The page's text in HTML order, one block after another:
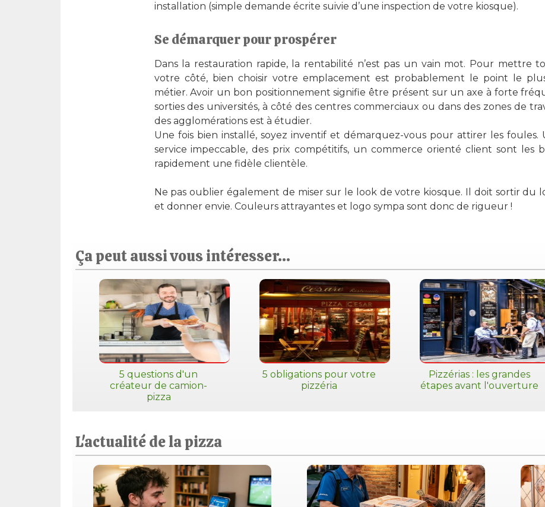
installation (simple demande écrite suivie d’une inspection de votre kiosque).
Se démarquer pour prospérer
Dans la restauration rapide, la rentabilité n’est pas un vain mot. Pour mettre
votre côté, bien choisir votre emplacement est probablement le point le
métier. Avoir un bon positionnement signifie être présent sur un axe à forte
sorties des universités, à côté des centres commerciaux ou dans des zones de
des agglomérations est à étudier.
Une fois bien installé, soyez inventif et démarquez-vous pour attirer les foules.
service impeccable, des prix compétitifs, un commerce orienté client sont les
rapidement une fidèle clientèle.
Ne pas oublier également de miser sur le look de votre kiosque. Il doit sortir du
et donner envie. Couleurs attrayantes et logo sympa sont donc de rigueur !
Ça peut aussi vous intéresser...
5 questions d'un
créateur de camion-
pizza
5 obligations pour votre
pizzéria
Pizzérias : les grandes
étapes avant l'ouverture
L'actualité de la pizza